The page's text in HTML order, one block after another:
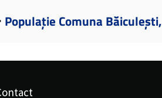
Populație Comuna